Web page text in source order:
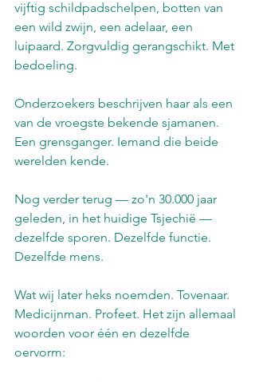
vijftig schildpadschelpen, botten van
een wild zwijn, een adelaar, een
luipaard. Zorgvuldig gerangschikt. Met
bedoeling.
Onderzoekers beschrijven haar als een
van de vroegste bekende sjamanen.
Een grensganger. Iemand die beide
werelden kende.
Nog verder terug — zo'n 30.000 jaar
geleden, in het huidige Tsjechië —
dezelfde sporen. Dezelfde functie.
Dezelfde mens.
Wat wij later heks noemden. Tovenaar.
Medicijnman. Profeet. Het zijn allemaal
woorden voor één en dezelfde
oervorm: